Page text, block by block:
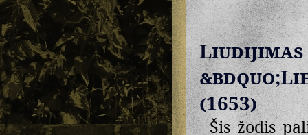
(1653)
Šis žodis